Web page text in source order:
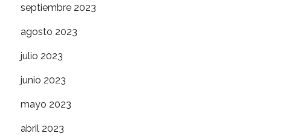
septiembre 2023
agosto 2023
julio 2023
junio 2023
mayo 2023
abril 2023